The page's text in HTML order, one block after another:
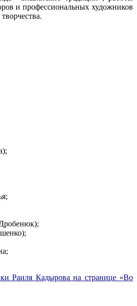
и профессиональных художников
Раиля Кадырова на странице «Во